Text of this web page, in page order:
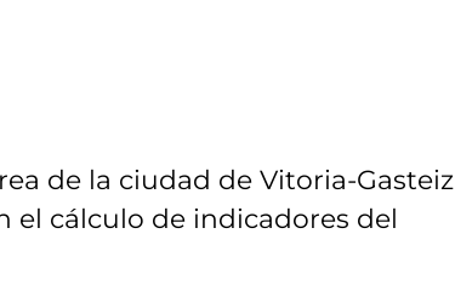
de la ciudad de Vitoria-Gasteiz
el cálculo de indicadores del